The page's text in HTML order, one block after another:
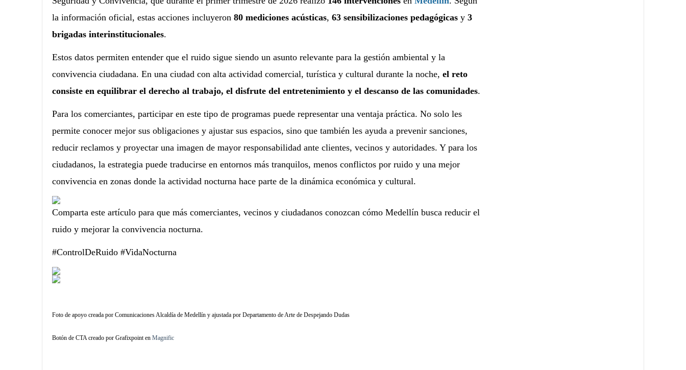
la información oficial, estas acciones incluyeron 80 mediciones acústicas, 63 sensibilizaciones pedagógicas y 3
brigadas interinstitucionales.
Estos datos permiten entender que el ruido sigue siendo un asunto relevante para la gestión ambiental y la
convivencia ciudadana. En una ciudad con alta actividad comercial, turística y cultural durante la noche, el reto
consiste en equilibrar el derecho al trabajo, el disfrute del entretenimiento y el descanso de las comunidades.
Para los comerciantes, participar en este tipo de programas puede representar una ventaja práctica. No solo les
permite conocer mejor sus obligaciones y ajustar sus espacios, sino que también les ayuda a prevenir sanciones,
reducir reclamos y proyectar una imagen de mayor responsabilidad ante clientes, vecinos y autoridades. Y para los
ciudadanos, la estrategia puede traducirse en entornos más tranquilos, menos conflictos por ruido y una mejor
convivencia en zonas donde la actividad nocturna hace parte de la dinámica económica y cultural.
Comparta este artículo para que más comerciantes, vecinos y ciudadanos conozcan cómo Medellín busca reducir el
ruido y mejorar la convivencia nocturna.
#ControlDeRuido #VidaNocturna
Foto de apoyo creada por Comunicaciones Alcaldía de Medellín y ajustada por Departamento de Arte de Despejando Dudas
Botón de CTA creado por Grafixpoint en Magnific